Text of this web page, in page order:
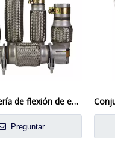
Kit de tubería de flexión de escape universal no soldado
Preguntar